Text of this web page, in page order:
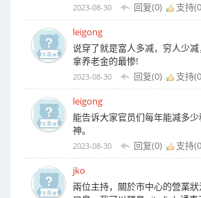
2023-08-30 回复(0) 支持(0
leigong
说穿了就是富人多减，穷人少减
拿养老金的最惨!
2023-08-30 回复(0) 支持(0
leigong
能告诉大家官员们每年能减多
神。
2023-08-30 回复(0) 支持(0
jko
兩位主持，關於市中心的營業